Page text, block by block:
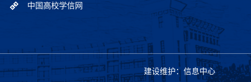
中国高校学信网
建设维护：信息中心